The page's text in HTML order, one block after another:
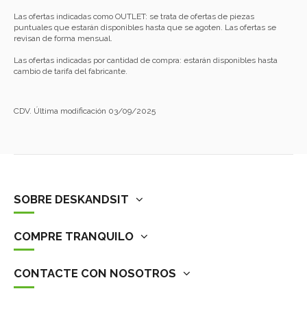
Las ofertas indicadas como OUTLET: se trata de ofertas de piezas
puntuales que estarán disponibles hasta que se agoten. Las ofertas se
revisan de forma mensual.
Las ofertas indicadas por cantidad de compra: estarán disponibles hasta
cambio de tarifa del fabricante.
CDV. Última modificación 03/09/2025
SOBRE DESKANDSIT
COMPRE TRANQUILO
CONTACTE CON NOSOTROS